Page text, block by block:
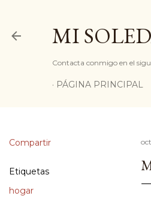
MI
Contacta conmigo en el
PÁGINA PRINCIPAL
Compartir
Etiquetas
hogar